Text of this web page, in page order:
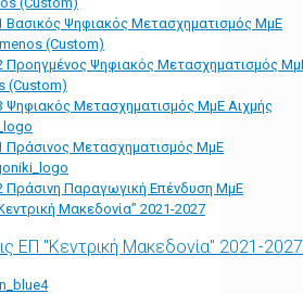
Βασικός Ψηφιακός Μετασχηματισμός ΜμΕ
Προηγμένος Ψηφιακός Μετασχηματισμός
Ψηφιακός Μετασχηματισμός ΜμΕ Αιχμής
Πράσινος Μετασχηματισμός ΜμΕ
Πράσινη Παραγωγική Επένδυση ΜμΕ
Μακεδονία” 2021-2027
ΕΠ "Κεντρική Μακεδονία" 2021-2027